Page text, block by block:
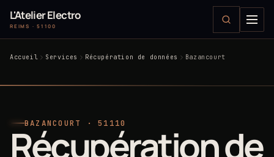
L'Atelier Electro
REIMS · 51100
Accueil Services Récupération de données Bazancourt
BAZANCOURT · 51110
Récupération de